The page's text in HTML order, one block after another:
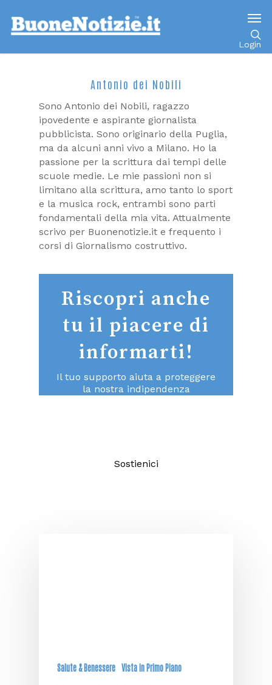
Login
Antonio dei Nobili
Sono Antonio dei Nobili, ragazzo
ipovedente e aspirante giornalista
pubblicista. Sono originario della Puglia,
ma da alcuni anni vivo a Milano. Ho la
passione per la scrittura dai tempi delle
scuole medie. Le mie passioni non si
limitano alla scrittura, amo tanto lo sport
e la musica rock, entrambi sono parti
fondamentali della mia vita. Attualmente
scrivo per Buonenotizie.it e frequento i
corsi di Giornalismo costruttivo.
Riscopri anche
tu il piacere di
informarti!
Il tuo supporto aiuta a proteggere
la nostra indipendenza
Sostienici
Salute & Benessere Vista in Primo Piano